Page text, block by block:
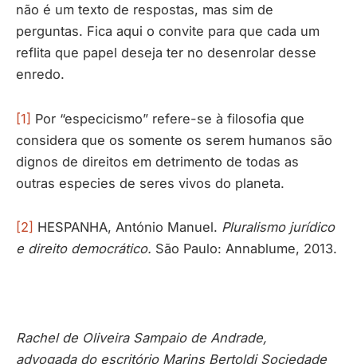
não é um texto de respostas, mas sim de
perguntas. Fica aqui o convite para que cada um
reflita que papel deseja ter no desenrolar desse
enredo.
[1] Por “especicismo” refere-se à filosofia que
considera que os somente os serem humanos são
dignos de direitos em detrimento de todas as
outras especies de seres vivos do planeta.
[2] HESPANHA, António Manuel. Pluralismo jurídico
e direito democrático. São Paulo: Annablume, 2013.
Rachel de Oliveira Sampaio de Andrade,
advogada do escritório Marins Bertoldi Sociedade